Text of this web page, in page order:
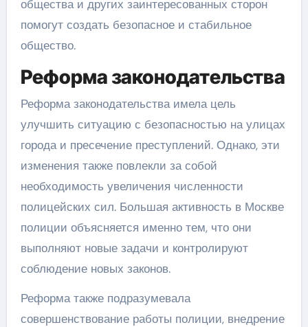
общества и других заинтересованных сторон
помогут создать безопасное и стабильное
общество.
Реформа законодательства
Реформа законодательства имела цель
улучшить ситуацию с безопасностью на улицах
города и пресечение преступлений. Однако, эти
изменения также повлекли за собой
необходимость увеличения численности
полицейских сил. Большая активность в Москве
полиции объясняется именно тем, что они
выполняют новые задачи и контролируют
соблюдение новых законов.
Реформа также подразумевала
совершенствование работы полиции, внедрение